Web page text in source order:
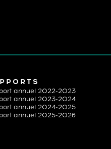
annuel 2022-2023
annuel 2023-2024
annuel 2024-2025
annuel 2025-2026